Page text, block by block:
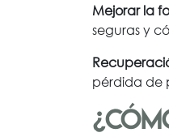
Mejorar la
seguras y
pérdida de